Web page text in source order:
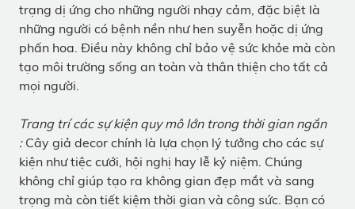
trạng dị ứng cho những người nhạy cảm, đặc biệt là
những người có bệnh nền như hen suyễn hoặc dị ứng
phấn hoa. Điều này không chỉ bảo vệ sức khỏe mà còn
tạo môi trường sống an toàn và thân thiện cho tất cả
mọi người.
Trang trí các sự kiện quy mô lớn trong thời gian ngắn
: Cây giả decor chính là lựa chọn lý tưởng cho các sự
kiện như tiệc cưới, hội nghị hay lễ kỷ niệm. Chúng
không chỉ giúp tạo ra không gian đẹp mắt và sang
trọng mà còn tiết kiệm thời gian và công sức. Bạn có